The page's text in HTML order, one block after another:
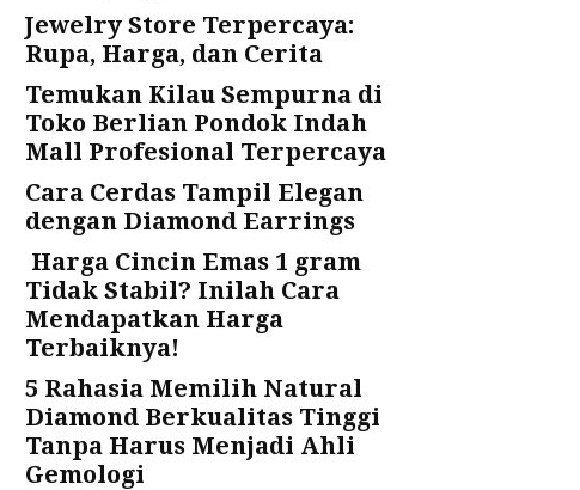
Jewelry Store Terpercaya:
Rupa, Harga, dan Cerita
Temukan Kilau Sempurna di
Toko Berlian Pondok Indah
Mall Profesional Terpercaya
Cara Cerdas Tampil Elegan
dengan Diamond Earrings
Harga Cincin Emas 1 gram
Tidak Stabil? Inilah Cara
Mendapatkan Harga
Terbaiknya!
5 Rahasia Memilih Natural
Diamond Berkualitas Tinggi
Tanpa Harus Menjadi Ahli
Gemologi